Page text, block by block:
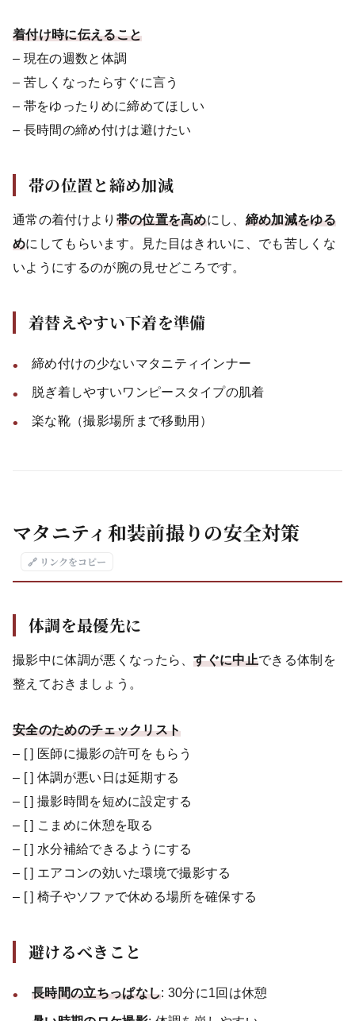
着付け時に伝えること
– 現在の週数と体調
– 苦しくなったらすぐに言う
– 帯をゆったりめに締めてほしい
– 長時間の締め付けは避けたい
帯の位置と締め加減
通常の着付けより 帯の位置を高めにし、 締め加減をゆる
めにしてもらいます。見た目はきれいに、でも苦しくな
いようにするのが腕の見せどころです。
着替えやすい下着を準備
締め付けの少ないマタニティインナー
脱ぎ着しやすいワンピースタイプの肌着
楽な靴（撮影場所まで移動用）
マタニティ和装前撮りの安全対策
🔗 リンクをコピー
体調を最優先に
撮影中に体調が悪くなったら、すぐに中止できる体制を
整えておきましょう。
安全のためのチェックリスト
– [ ] 医師に撮影の許可をもらう
– [ ] 体調が悪い日は延期する
– [ ] 撮影時間を短めに設定する
– [ ] こまめに休憩を取る
– [ ] 水分補給できるようにする
– [ ] エアコンの効いた環境で撮影する
– [ ] 椅子やソファで休める場所を確保する
避けるべきこと
長時間の立ちっぱなし: 30分に1回は休憩